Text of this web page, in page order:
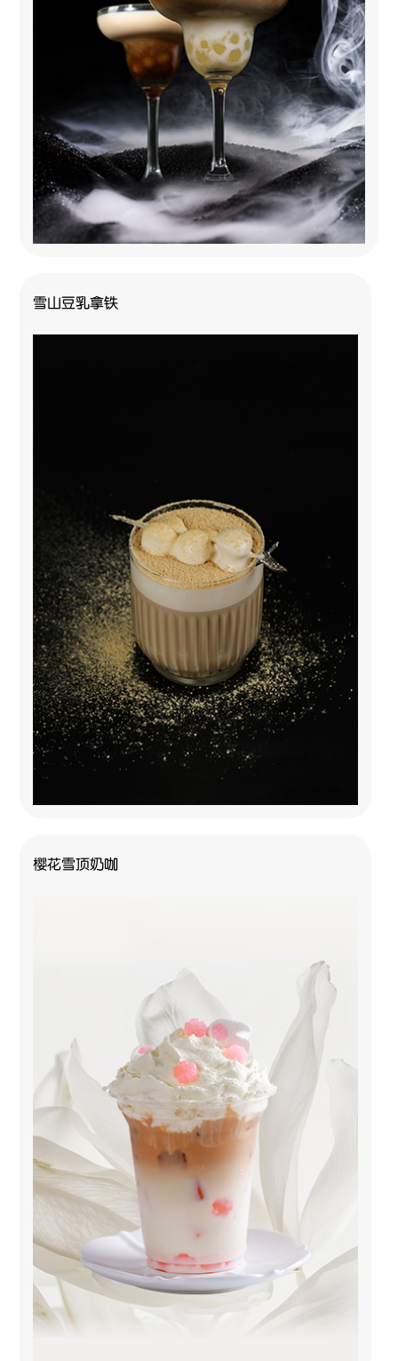
雪山豆乳拿铁
樱花雪顶奶咖